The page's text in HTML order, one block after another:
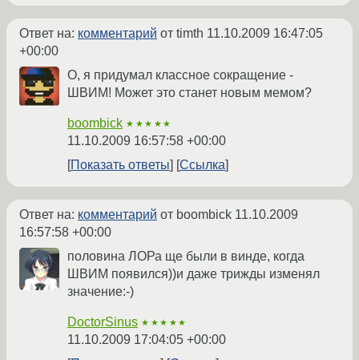
Ответ на: комментарий от timth 11.10.2009 16:47:05
+00:00
О, я придумал классное сокращение -
ШВИМ! Может это станет новым мемом?
boombick ★★★★★
11.10.2009 16:57:58 +00:00
Показать ответы
Ссылка
Ответ на: комментарий от boombick 11.10.2009
16:57:58 +00:00
половина ЛОРа ще были в винде, когда
ШВИМ появился))и даже трижды изменял
значение:-)
DoctorSinus ★★★★★
11.10.2009 17:04:05 +00:00